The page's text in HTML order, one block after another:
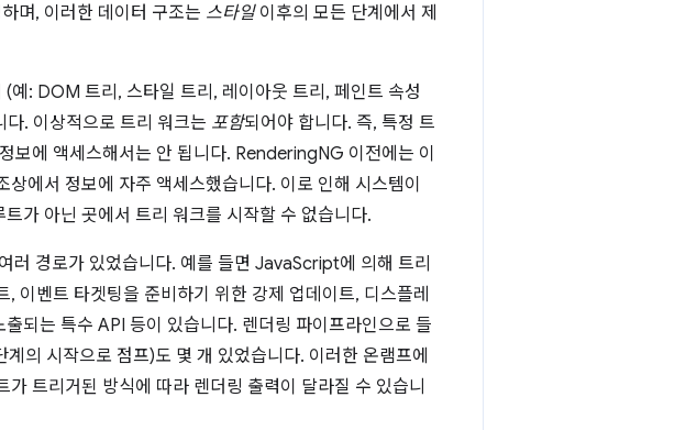
며, 이러한 데이터 구조는 스타일이후의 모든 단계에서 제
: DOM 트리, 스타일 트리, 레이아웃 트리, 페인트 속성
. 이상적으로 트리 워크는 포함되어야 합니다. 즉, 특정 트
보에 액세스해서는 안 됩니다. RenderingNG 이전에는 이
에서 정보에 자주 액세스했습니다. 이로 인해 시스템이
가 아닌 곳에서 트리 워크를 시작할 수 없습니다.
러 경로가 있었습니다. 예를 들면 JavaScript에 의해 트리
이벤트 타겟팅을 준비하기 위한 강제 업데이트, 디스플레
되는 특수 API 등이 있습니다. 렌더링 파이프라인으로 들
의 시작으로 점프)도 몇 개 있었습니다. 이러한 온램프에
트리거된 방식에 따라 렌더링 출력이 달라질 수 있습니